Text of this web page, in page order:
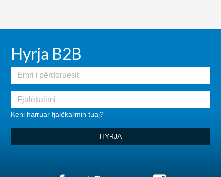
Hyrja B2B
Keni harruar fjalëkalimin tuaj?
HYRJA